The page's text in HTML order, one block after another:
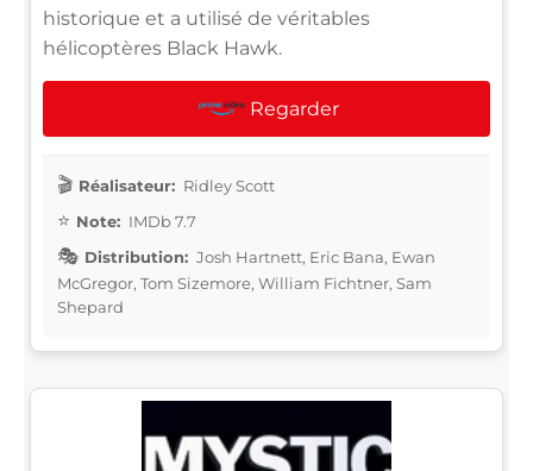
historique et a utilisé de véritables
hélicoptères Black Hawk.
Regarder
Réalisateur: Ridley Scott
Note: IMDb 7.7
Distribution: Josh Hartnett, Eric Bana, Ewan
McGregor, Tom Sizemore, William Fichtner, Sam
Shepard